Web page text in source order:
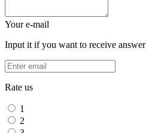
Your e-mail
Input it if you want to receive answer
Rate us
1
2